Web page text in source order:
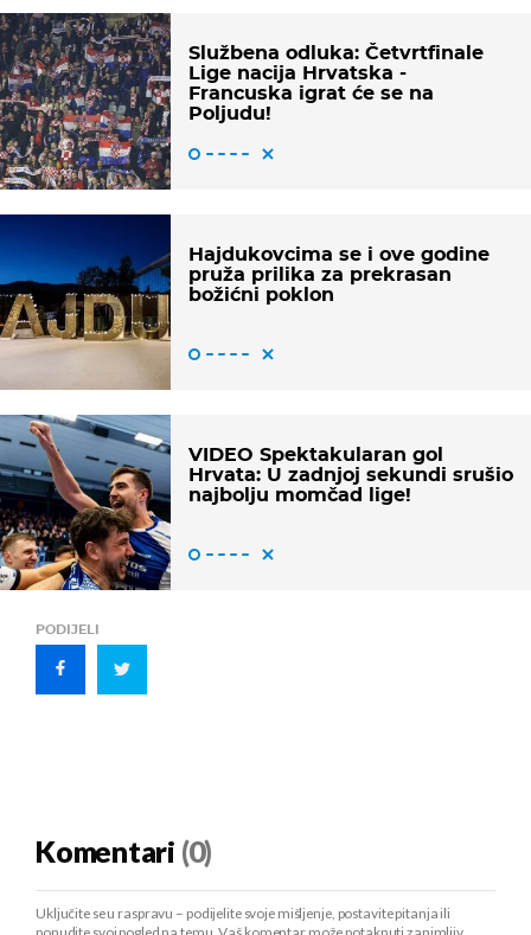
Službena odluka: Četvrtfinale
Lige nacija Hrvatska -
Francuska igrat će se na
Poljudu!
Hajdukovcima se i ove godine
pruža prilika za prekrasan
božićni poklon
VIDEO Spektakularan gol
Hrvata: U zadnjoj sekundi srušio
najbolju momčad lige!
PODIJELI
Komentari (0)
Uključite se u raspravu – podijelite svoje mišljenje, postavite pitanja ili